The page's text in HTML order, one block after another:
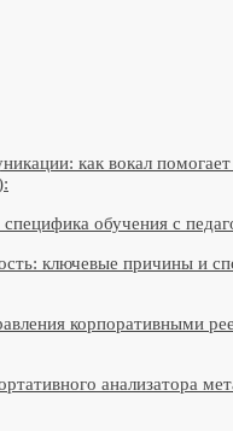
как вокал помогает
обучения с
ключевые причины и
корпоративными
анализатора